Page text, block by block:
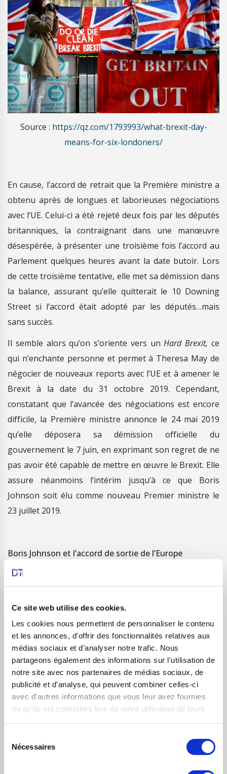
Ce site web utilise des cookies.
Les cookies nous permettent de personnaliser le contenu
et les annonces, d'offrir des fonctionnalités relatives aux
médias sociaux et d'analyser notre trafic. Nous
partageons également des informations sur l'utilisation de
notre site avec nos partenaires de médias sociaux, de
publicité et d'analyse, qui peuvent combiner celles-ci
avec d'autres informations que vous leur avez fournies
ou qu'ils ont collectées lors de votre utilisation de leurs
Nécessaires
Source : https://qz.com/1793993/what-brexit-day-
means-for-six-londoners/
En cause, l’accord de retrait que la Première ministre a
obtenu après de longues et laborieuses négociations
avec l’UE. Celui-ci a été rejeté deux fois par les députés
britanniques, la contraignant dans une manœuvre
désespérée, à présenter une troisième fois l’accord au
Parlement quelques heures avant la date butoir. Lors
de cette troisième tentative, elle met sa démission dans
la balance, assurant qu’elle quitterait le 10 Downing
Street si l’accord était adopté par les députés…mais
sans succès.
Il semble alors qu’on s’oriente vers unHard Brexit,ce
qui n’enchante personne et permet à Theresa May de
négocier de nouveaux reports avec l’UE et à amener le
Brexit à la date du 31 octobre 2019. Cependant,
constatant que l’avancée des négociations est encore
difficile, la Première ministre annonce le 24 mai 2019
qu’elle déposera sa démission officielle du
gouvernement le 7 juin, en exprimant son regret de ne
pas avoir été capable de mettre en œuvre le Brexit. Elle
assure néanmoins l’intérim jusqu’à ce que Boris
Johnson soit élu comme nouveau Premier ministre le
23 juillet 2019.
Boris Johnson et l’accord de sortie de l’Europe
L’ancien maire de Londres s’engage à mettre en œuvre
le Brexit, le 31 octobre 2019, qu’un accord ait été trouvé
d’ici là avec l’UE ou non. Il souhaite renégocier le deal
trouvé avec les Européens. Mais cette option a jusqu’ici
toujours été refusée par ces derniers. Néanmoins, il
fait face à beaucoup de divergences et de contestations
au sein du Parlement britannique. En effet, les députés
ne sont pas aussi favorables à un «no deal» que le
représentant du gouvernement, et finissent par
imposer à Boris Johnson une loi «anti-no deal» à la
rentrée parlementaire de septembre 2019. Cette loi
donne jusqu’au 19 octobre au Premier ministre pour
conclure un nouvel accord de sortie avec Bruxelles ou